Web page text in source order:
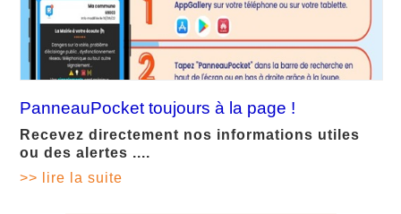
PanneauPocket toujours à la page !
Recevez directement nos informations utiles
ou des alertes ....
>> lire la suite